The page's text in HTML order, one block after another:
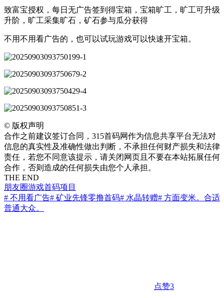
致富宝授权，每日无广告签到得宝箱，宝箱旷工，旷工可升级
升阶，旷工采集旷石，矿石参与瓜分获得
不用不用看广告的，也可以试玩游戏可以快速开宝箱。
© 版权声明
合作之前建议签订合同，315首码网作为信息共享平台无法对
信息的真实性及准确性做出判断，不承担任何财产损失和法律
责任，若您不同意该提示，请关闭网页且不要在本站拓展任何
合作，否则造成的任何损失由您个人承担。
THE END
朋友圈游戏首码项目
# 不用看广告# 矿业先锋零撸首码# 水晶转赠# 方面变米。合适
普通大众。
点赞3